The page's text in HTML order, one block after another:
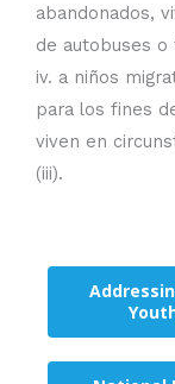
abandonados,
de autobuses
iv. a niños
para los fines
viven en
(iii).